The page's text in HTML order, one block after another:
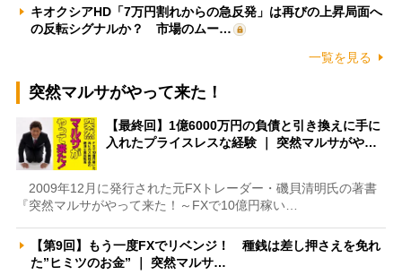
キオクシアHD「7万円割れからの急反発」は再びの上昇局面へ
の反転シグナルか？ 市場のムー…
一覧を見る
突然マルサがやって来た！
【最終回】1億6000万円の負債と引き換えに手に
入れたプライスレスな経験 ｜ 突然マルサがや…
2009年12月に発行された元FXトレーダー・磯貝清明氏の著書
『突然マルサがやって来た！～FXで10億円稼い…
【第9回】もう一度FXでリベンジ！ 種銭は差し押さえを免れ
た”ヒミツのお金” ｜ 突然マルサ…